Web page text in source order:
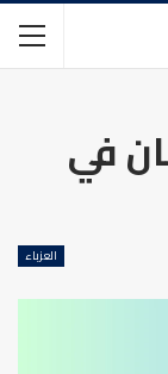
في
العزباء